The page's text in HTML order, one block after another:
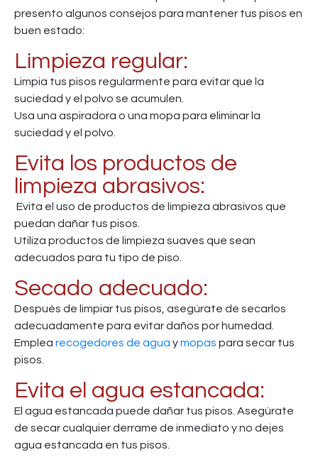
presento algunos consejos para mantener tus pisos en
buen estado:
Limpieza regular:
Limpia tus pisos regularmente para evitar que la
suciedad y el polvo se acumulen.
Usa una aspiradora o una mopa para eliminar la
suciedad y el polvo.
Evita los productos de
limpieza abrasivos:
Evita el uso de productos de limpieza abrasivos que
puedan dañar tus pisos.
Utiliza productos de limpieza suaves que sean
adecuados para tu tipo de piso.
Secado adecuado:
Después de limpiar tus pisos, asegúrate de secarlos
adecuadamente para evitar daños por humedad.
Emplea recogedores de agua ymopas para secar tus
pisos.
Evita el agua estancada:
El agua estancada puede dañar tus pisos. Asegúrate
de secar cualquier derrame de inmediato y no dejes
agua estancada en tus pisos.